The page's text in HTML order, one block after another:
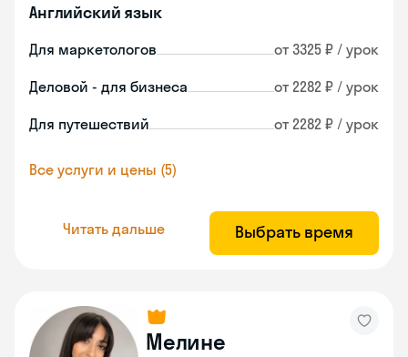
Английский язык
Для маркетологов от 3325 ₽ / урок
Деловой - для бизнеса от 2282 ₽ / урок
Для путешествий от 2282 ₽ / урок
Все услуги и цены (5)
Читать дальше Выбрать время
Мелине